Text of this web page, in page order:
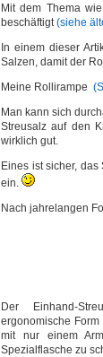
Mit dem Thema
beschäftigt(siehe
In einem dieser
Salzen, damit der
Meine Rollirampe
Man kann sich
Streusalz auf den
wirklich gut.
Eines ist sicher,
ein.
Nach jahrelangen
Der Einhand-
ergonomische
mit nur einem
Spezialflasche zu